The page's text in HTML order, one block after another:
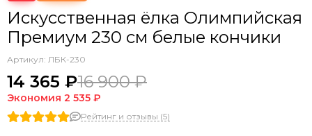
Искусственная ёлка Олимпийская
Премиум 230 см белые кончики
Артикул: ЛБК-230
14 365 ₽16 900 ₽
Экономия 2 535 ₽
Рейтинг и отзывы (5)